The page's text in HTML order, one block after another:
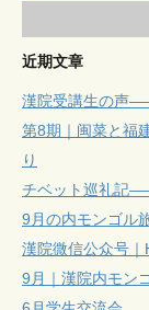
近期文章
漢院受講生の声
第8期｜闽菜と福
り
チベット巡礼記
9月の内モンゴル
漢院微信公众号
9月｜漢院内モン